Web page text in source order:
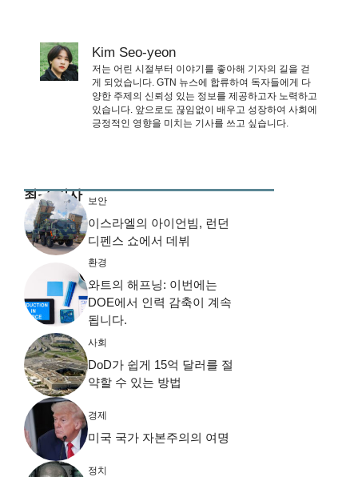
Kim Seo-yeon
저는 어린 시절부터 이야기를 좋아해 기자의 길을 걷
게 되었습니다. GTN 뉴스에 합류하여 독자들에게 다
양한 주제의 신뢰성 있는 정보를 제공하고자 노력하고
있습니다. 앞으로도 끊임없이 배우고 성장하여 사회에
긍정적인 영향을 미치는 기사를 쓰고 싶습니다.
최근 기사 보안
이스라엘의 아이언빔, 런던
디펜스 쇼에서 데뷔
환경
와트의 해프닝: 이번에는
DOE에서 인력 감축이 계속
됩니다.
사회
DoD가 쉽게 15억 달러를 절
약할 수 있는 방법
경제
미국 국가 자본주의의 여명
정치